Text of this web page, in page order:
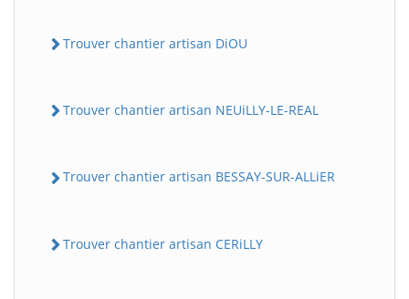
Trouver chantier artisan DiOU
Trouver chantier artisan NEUiLLY-LE-REAL
Trouver chantier artisan BESSAY-SUR-ALLiER
Trouver chantier artisan CERiLLY